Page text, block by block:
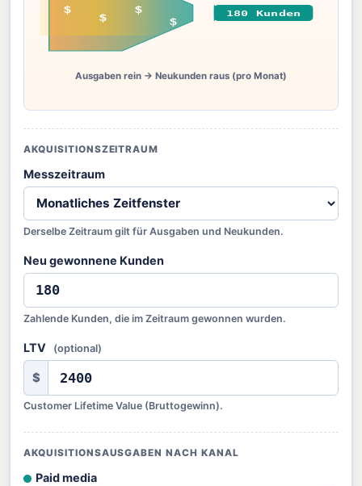
180 Kunden
$
$
$
$
Ausgaben rein → Neukunden raus (pro Monat)
AKQUISITIONSZEITRAUM
Messzeitraum
Derselbe Zeitraum gilt für Ausgaben und Neukunden.
Neu gewonnene Kunden
Zahlende Kunden, die im Zeitraum gewonnen wurden.
LTV (optional)
$
Customer Lifetime Value (Bruttogewinn).
AKQUISITIONSAUSGABEN NACH KANAL
Paid media